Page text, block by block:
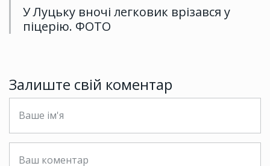
У Луцьку вночі легковик врізався у
піцерію. ФОТО
Залиште свій коментар